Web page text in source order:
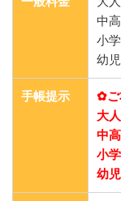
中
小
幼
手帳提示
✿ご
大
中
小
幼